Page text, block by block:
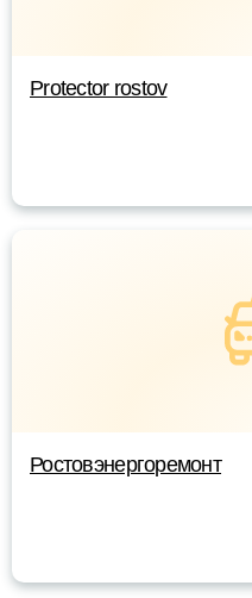
Protector rostov
Ростовэнергоремонт